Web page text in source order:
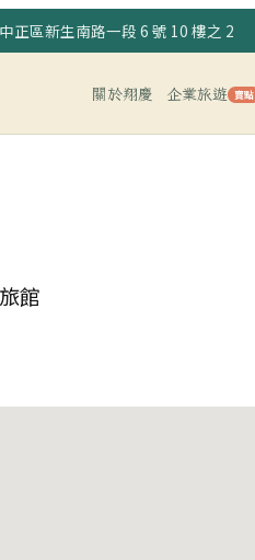
正區新生南路一段 6 號 10 樓之 2
關於翔慶 企業旅遊 賣點
館